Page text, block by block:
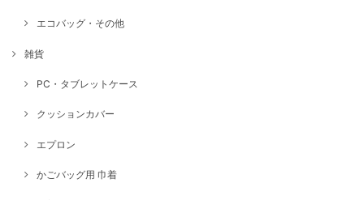
エコバッグ・その他
雑貨
PC・タブレットケース
クッションカバー
エプロン
かごバッグ用 巾着